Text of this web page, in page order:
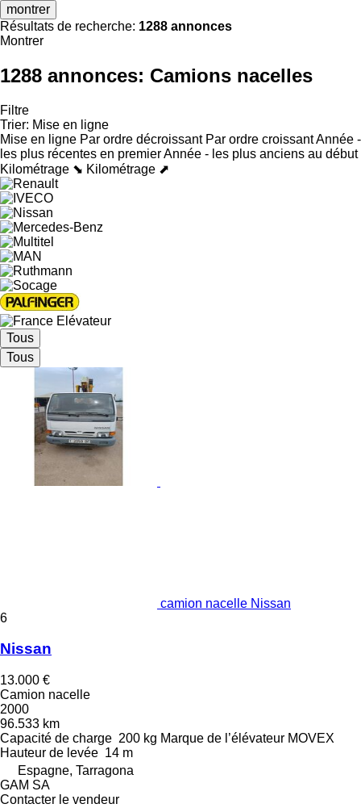
montrer
Résultats de recherche: 1288 annonces
Montrer
1288 annonces: Camions nacelles
Filtre
Trier: Mise en ligne
Mise en ligne Par ordre décroissant Par ordre croissantAnnée -
les plus récentes en premierAnnée - les plus anciens au début
Kilométrage ⬊ Kilométrage ⬈
Tous
Tous
camion nacelle Nissan
6
Nissan
13.000 €
Camion nacelle
2000
96.533 km
Capacité de charge 200 kg Marque de l’élévateur MOVEX
Hauteur de levée 14 m
Espagne, Tarragona
GAM SA
Contacter le vendeur